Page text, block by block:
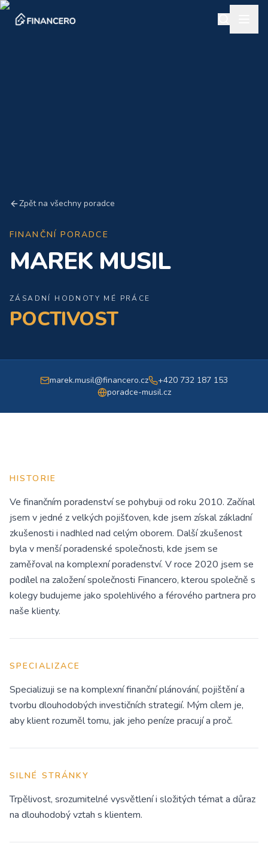
Zpět na všechny poradce
FINANČNÍ PORADCE
MAREK MUSIL
ZÁSADNÍ HODNOTY MÉ PRÁCE
POCTIVOST
marek.musil@financero.cz
+420 732 187 153
poradce-musil.cz
HISTORIE
Ve finančním poradenství se pohybuji od roku 2010. Začínal
jsem v jedné z velkých pojišťoven, kde jsem získal základní
zkušenosti i nadhled nad celým oborem. Další zkušenost
byla v menší poradenské společnosti, kde jsem se
zaměřoval na komplexní poradenství. V roce 2020 jsem se
podílel na založení společnosti Financero, kterou společně s
kolegy budujeme jako spolehlivého a férového partnera pro
naše klienty.
SPECIALIZACE
Specializuji se na komplexní finanční plánování, pojištění a
tvorbu dlouhodobých investičních strategií. Mým cílem je,
aby klient rozuměl tomu, jak jeho peníze pracují a proč.
SILNÉ STRÁNKY
Trpělivost, srozumitelné vysvětlení i složitých témat a důraz
na dlouhodobý vztah s klientem.